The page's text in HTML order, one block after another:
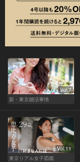
Vol.7
新・東京婚活事情
Vol.11
東京リアル女子図鑑